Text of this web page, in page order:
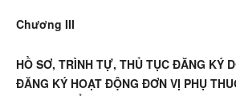
Chương III
HỒ SƠ, TRÌNH TỰ, THỦ TỤC ĐĂNG KÝ
ĐĂNG KÝ HOẠT ĐỘNG ĐƠN VỊ PHỤ